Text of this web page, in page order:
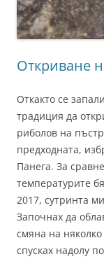
Откриване
Oткакто се
традиция да
риболов на
предходната,
Панега. За
температурите
2017, сутринта
Започнах да
смяна на
спусках надолу